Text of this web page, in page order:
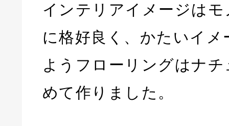
インテリアイメージは
に格好良く、かたいイ
ようフローリングはナ
めて作りました。